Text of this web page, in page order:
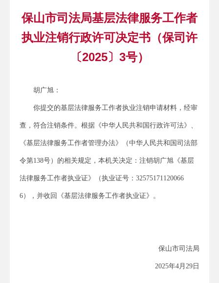
保山市司法局基层法律服务工作者
执业注销行政许可决定书（保司许
〔2025〕3号）
胡广旭：
你提交的基层法律服务工作者执业注销申请材料，经审
查，符合注销条件。根据《中华人民共和国行政许可法》、
《基层法律服务工作者管理办法》（中华人民共和国司法部
令第138号）的相关规定，本机关决定：注销胡广旭《基层
法律服务工作者执业证》（执业证号：32575171120066
6），并收回《基层法律服务工作者执业证》。
保山市司法局
2025年4月29日